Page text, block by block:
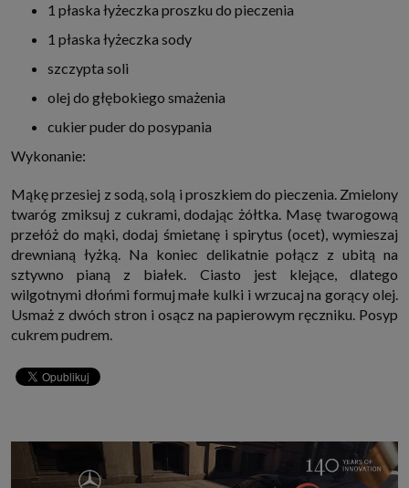
1 płaska łyżeczka proszku do pieczenia
1 płaska łyżeczka sody
szczypta soli
olej do głębokiego smażenia
cukier puder do posypania
Wykonanie:
Mąkę przesiej z sodą, solą i proszkiem do pieczenia. Zmielony
twaróg zmiksuj z cukrami, dodając żółtka. Masę twarogową
przełóż do mąki, dodaj śmietanę i spirytus (ocet), wymieszaj
drewnianą łyżką. Na koniec delikatnie połącz z ubitą na
sztywno pianą z białek. Ciasto jest klejące, dlatego
wilgotnymi dłońmi formuj małe kulki i wrzucaj na gorący olej.
Usmaż z dwóch stron i osącz na papierowym ręczniku. Posyp
cukrem pudrem.